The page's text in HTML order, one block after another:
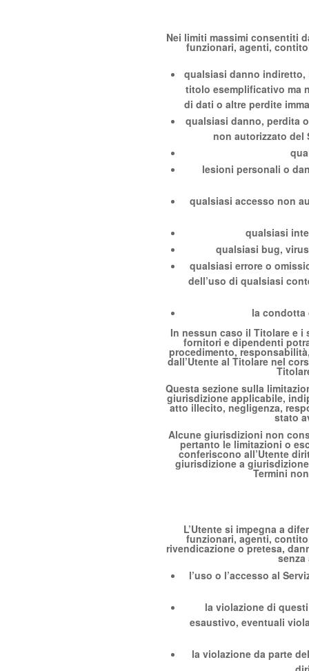
Nei limiti massimi consentiti
funzionari, agenti,
qualsiasi danno indiretto,
titolo esemplificativo ma
di dati o altre perdite
qualsiasi danno, perdita
non autorizzato del
lesioni personali o
qualsiasi accesso non
qualsiasi
qualsiasi bug,
qualsiasi errore o
dell’uso di qualsiasi
la condotta
In nessun caso il Titolare e
fornitori e dipendenti
procedimento,
dall’Utente al Titolare nel
Questa sezione sulla
giurisdizione applicabile,
atto illecito, negligenza,
stato
Alcune giurisdizioni non
pertanto le limitazioni o
conferiscono all’Utente
giurisdizione a
Termini
L’Utente si impegna a
funzionari, agenti,
rivendicazione o pretesa,
l’uso o l’accesso al
la violazione di
esaustivo, eventuali
la violazione da parte